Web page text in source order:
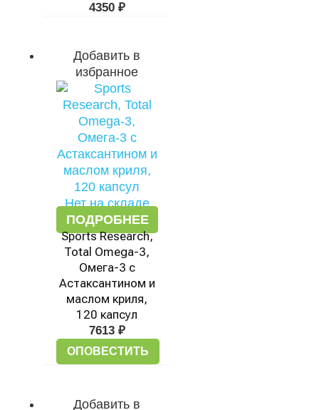
4350 ₽
Добавить в
избранное
Нет на складе
ПОДРОБНЕЕ
Sports Research,
Total Omega-3,
Омега-3 с
Астаксантином и
маслом криля,
120 капсул
7613 ₽
ОПОВЕСТИТЬ
Добавить в